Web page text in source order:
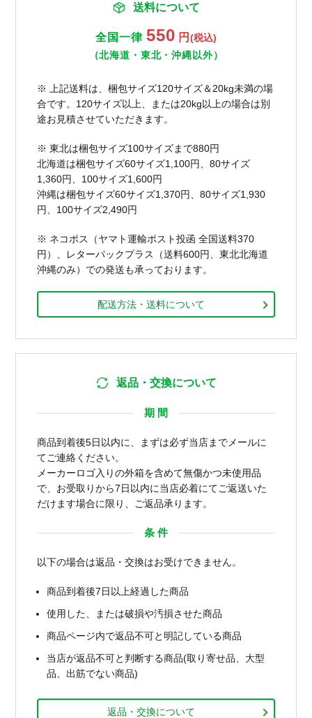
送料について
全国一律 550 円 (税込)
（北海道・東北・沖縄以外）
※ 上記送料は、梱包サイズ120サイズ＆20kg未満の場
合です。120サイズ以上、または20kg以上の場合は別
途お見積させていただきます。
※ 東北は梱包サイズ100サイズまで880円
北海道は梱包サイズ60サイズ1,100円、80サイズ
1,360円、100サイズ1,600円
沖縄は梱包サイズ60サイズ1,370円、80サイズ1,930
円、100サイズ2,490円
※ ネコポス（ヤマト運輸ポスト投函 全国送料370
円）、レターパックプラス（送料600円、東北北海道
沖縄のみ）での発送も承っております。
配送方法・送料について
返品・交換について
期 間
商品到着後5日以内に、まずは必ず当店までメールに
てご連絡ください。
メーカーロゴ入りの外箱を含めて無傷かつ未使用品
で、お受取りから7日以内に当店必着にてご返送いた
だけます場合に限り、ご返品承ります。
条 件
以下の場合は返品・交換はお受けできません。
商品到着後7日以上経過した商品
使用した、または破損や汚損させた商品
商品ページ内で返品不可と明記している商品
当店が返品不可と判断する商品(取り寄せ品、大型
品、出筋でない商品)
返品・交換について